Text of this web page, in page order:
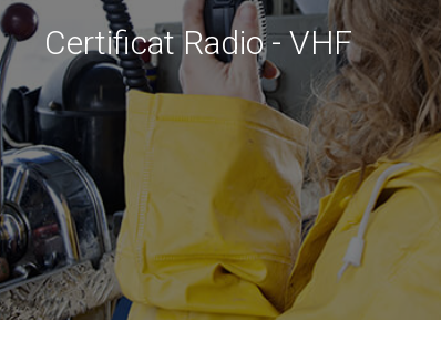
Certificat Radio - VHF